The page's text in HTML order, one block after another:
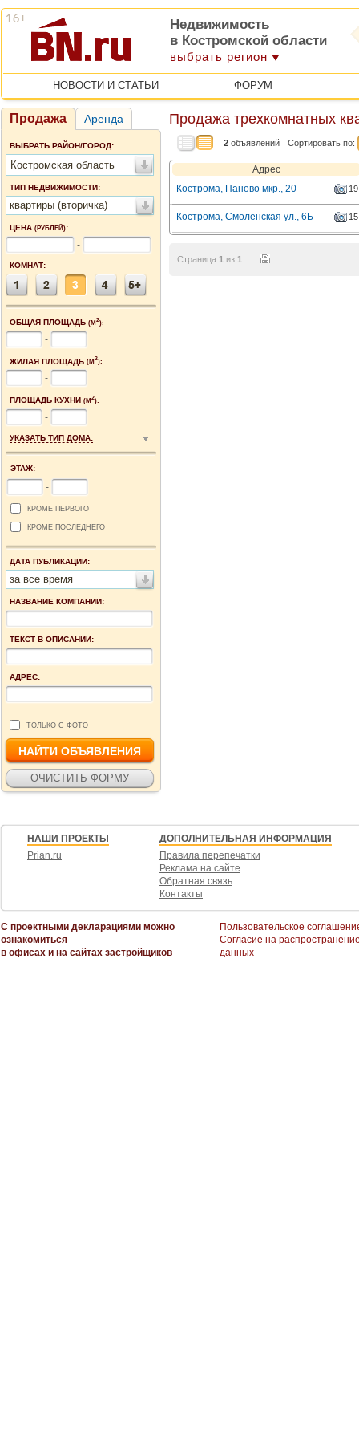
Недвижимость
в Костромской области
выбрать регион
НОВОСТИ И СТАТЬИ ФОРУМ
Продажа Аренда
ВЫБРАТЬ РАЙОН/ГОРОД:
Костромская область
ТИП НЕДВИЖИМОСТИ:
квартиры (вторичка)
ЦЕНА (РУБЛЕЙ):
-
КОМНАТ:
ОБЩАЯ ПЛОЩАДЬ (М2):
-
ЖИЛАЯ ПЛОЩАДЬ (М2):
-
ПЛОЩАДЬ КУХНИ (М2):
-
УКАЗАТЬ ТИП ДОМА:
ЭТАЖ:
-
КРОМЕ ПЕРВОГО
КРОМЕ ПОСЛЕДНЕГО
ДАТА ПУБЛИКАЦИИ:
за все время
НАЗВАНИЕ КОМПАНИИ:
ТЕКСТ В ОПИСАНИИ:
АДРЕС:
ТОЛЬКО С ФОТО
Продажа трехкомнатных
2 объявлений Сортировать по:
Адрес
Кострома, Паново мкр., 20
19
Кострома, Смоленская ул., 6Б 15
Страница 1 из 1
НАШИ ПРОЕКТЫ
Prian.ru
ДОПОЛНИТЕЛЬНАЯ ИНФОРМАЦИЯ
Правила перепечатки
Реклама на сайте
Обратная связь
Контакты
С проектными декларациями можно
ознакомиться
в офисах и на сайтах застройщиков
Пользовательское
Согласие на
данных